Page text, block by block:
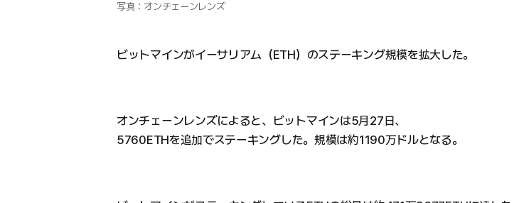
写真：オンチェーンレンズ
ビットマインがイーサリアム（ETH）のステーキング規模を拡大した。
オンチェーンレンズによると、ビットマインは5月27日、
5760ETHを追加でステーキングした。規模は約1190万ドルとなる。